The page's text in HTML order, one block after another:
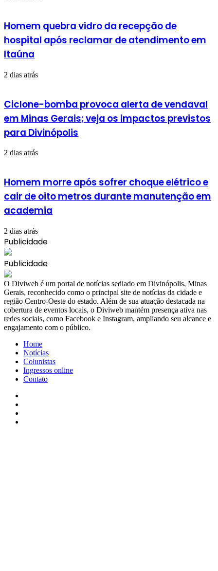
Homem quebra vidro da recepção de
hospital após reclamar de atendimento em
Itaúna
2 dias atrás
Ciclone-bomba provoca alerta de vendaval
em Minas Gerais; veja os impactos previstos
para Divinópolis
2 dias atrás
Homem morre após sofrer choque elétrico e
cair de oito metros durante manutenção em
academia
2 dias atrás
Publicidade
Publicidade
​O Diviweb é um portal de notícias sediado em Divinópolis, Minas
Gerais, reconhecido como o principal site de notícias da cidade e
região Centro-Oeste do estado. Além de sua atuação destacada na
cobertura de eventos locais, o Diviweb mantém presença ativa nas
redes sociais, como Facebook e Instagram, ampliando seu alcance e
engajamento com o público.
Home
Notícias
Colunistas
Ingressos online
Contato